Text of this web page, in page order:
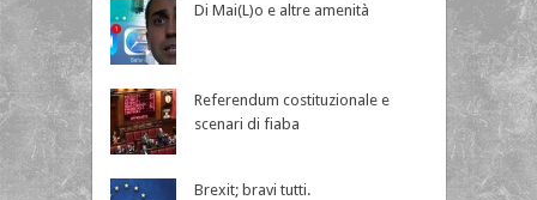
Di Mai(L)o e altre amenità
Referendum costituzionale e
scenari di fiaba
Brexit; bravi tutti.